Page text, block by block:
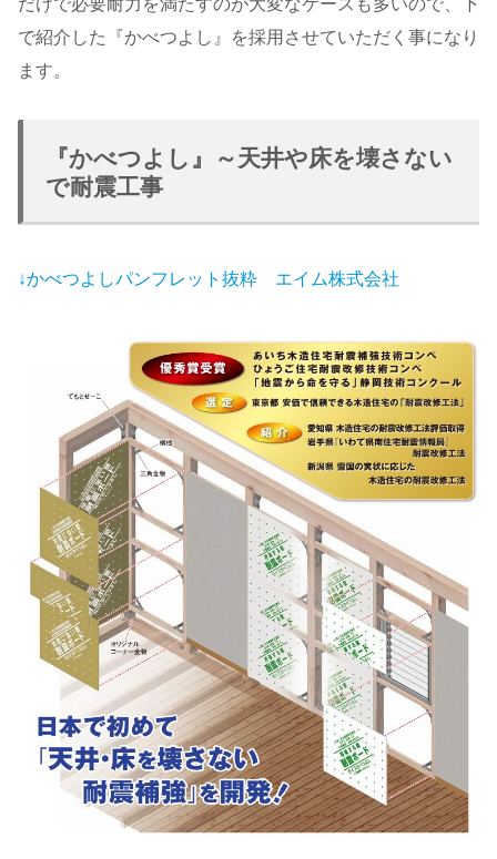
だけで必要耐力を満たすのが大変なケースも多いので、下
で紹介した『かべつよし』を採用させていただく事になり
ます。
『かべつよし』～天井や床を壊さない
で耐震工事
↓かべつよしパンフレット抜粋 エイム株式会社